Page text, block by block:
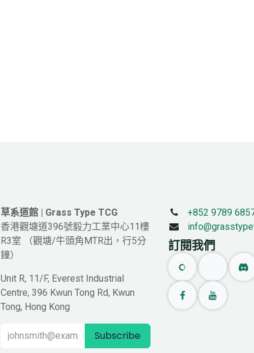
草系道館 | Grass Type TCG
香港觀塘道396號毅力工業中心11樓
R3室 （觀塘/牛頭角MTR出，行5分
鐘）
Unit R, 11/F, Everest Industrial
Centre, 396 Kwun Tong Rd, Kwun
Tong, Hong Kong
Subscribe
+852 9789
訂閱我們